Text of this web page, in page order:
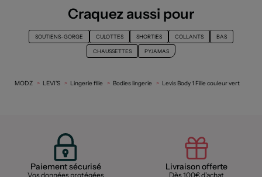
Craquez aussi pour
SOUTIENS-GORGE CULOTTES SHORTIES COLLANTS BAS
CHAUSSETTES PYJAMAS
MODZ LEVI'S Lingerie fille Bodies lingerie Levis Body 1 Fille couleur vert
Paiement sécurisé
Vos données protégées
Livraison offerte
Dès 100€ d'achat